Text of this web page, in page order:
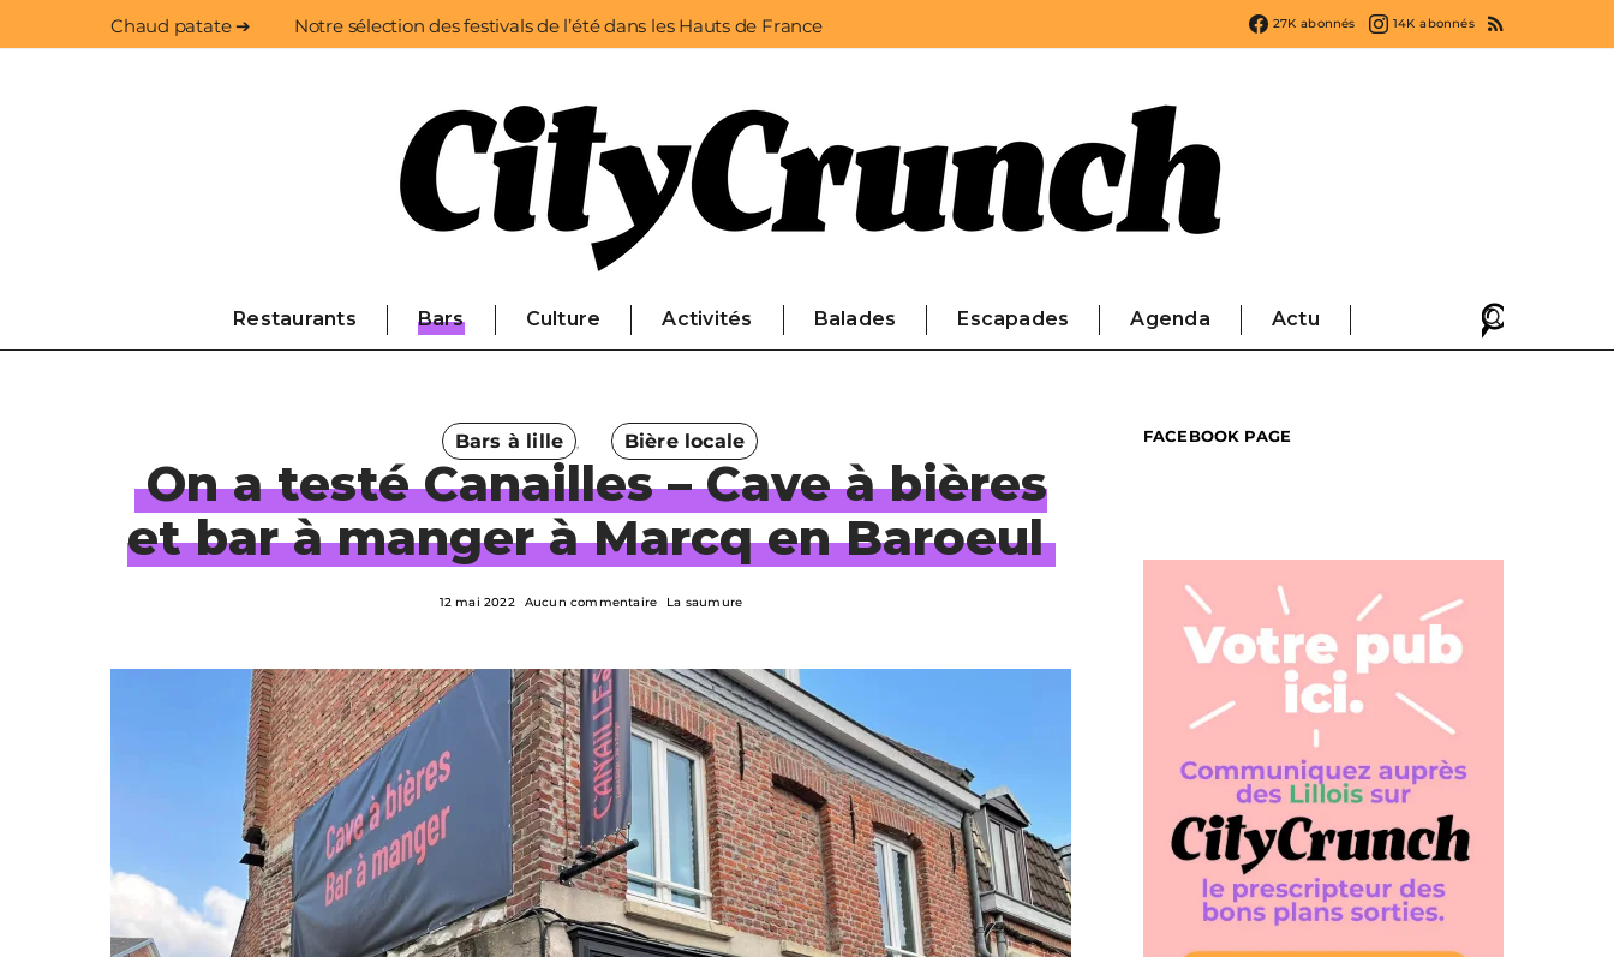
Chaud patate ➔ Notre sélection des festivals de l’été dans les Hauts de France 27K abonnés 14K abonnés
Restaurants Bars Culture Activités Balades Escapades Agenda Actu
Bars à lille Bière locale
On a testé Canailles – Cave à bières
et bar à manger à Marcq en Baroeul
12 mai 2022 Aucun commentaire La saumure
FACEBOOK PAGE